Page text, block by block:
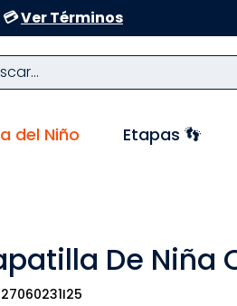
Ver Términos
del Niño Etapas 👣
De Niña
27060231I25